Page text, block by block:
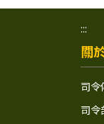
:::
關
司令
司令